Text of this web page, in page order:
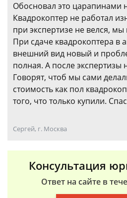
Обосновал это царапинами
Квадрокоптер не работал
при экспертизе не велся, мы
При сдаче квадрокоптера в
внешний вид новый и
полная. А после экспертизы
Говорят, чтоб мы сами
стоимость как пол
того, что только купили.
Сергей, г. Москва
Консультация
Ответ на сайте в